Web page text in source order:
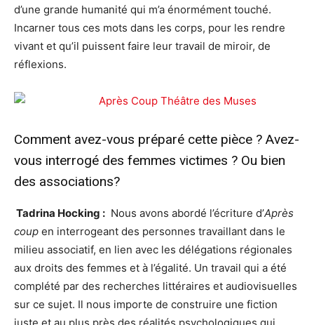
d’une grande humanité qui m’a énormément touché.
Incarner tous ces mots dans les corps, pour les rendre
vivant et qu’il puissent faire leur travail de miroir, de
réflexions.
Comment avez-vous préparé cette pièce ? Avez-
vous interrogé des femmes victimes ? Ou bien
des associations?
Tadrina Hocking : Nous avons abordé l’écriture d’Après
coup en interrogeant des personnes travaillant dans le
milieu associatif, en lien avec les délégations régionales
aux droits des femmes et à l’égalité. Un travail qui a été
complété par des recherches littéraires et audiovisuelles
sur ce sujet. Il nous importe de construire une fiction